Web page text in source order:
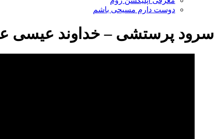
دوست دارم مسیحی باشم
سرود پرستشی – خداوند عیسی